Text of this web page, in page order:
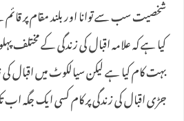
شخصیت سب سے توانا اور بلند مقام پر
کیا ہے کہ علامہ اقبال کی زندگی کے مختلف
بہت کام کیا ہے لیکن سیالکوٹ میں اقبال
جڑی اقبال کی زندگی پر کام کسی ایک جگہ اب